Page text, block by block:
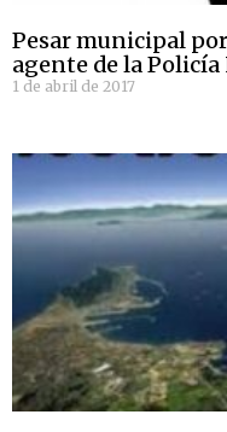
Pesar municipal
agente de la
1 de abril de 2017